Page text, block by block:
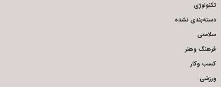
تکنولوژی
دسته‌بندی نشده
سلامتی
فرهنگ وهنر
کسب وکار
ورزشی